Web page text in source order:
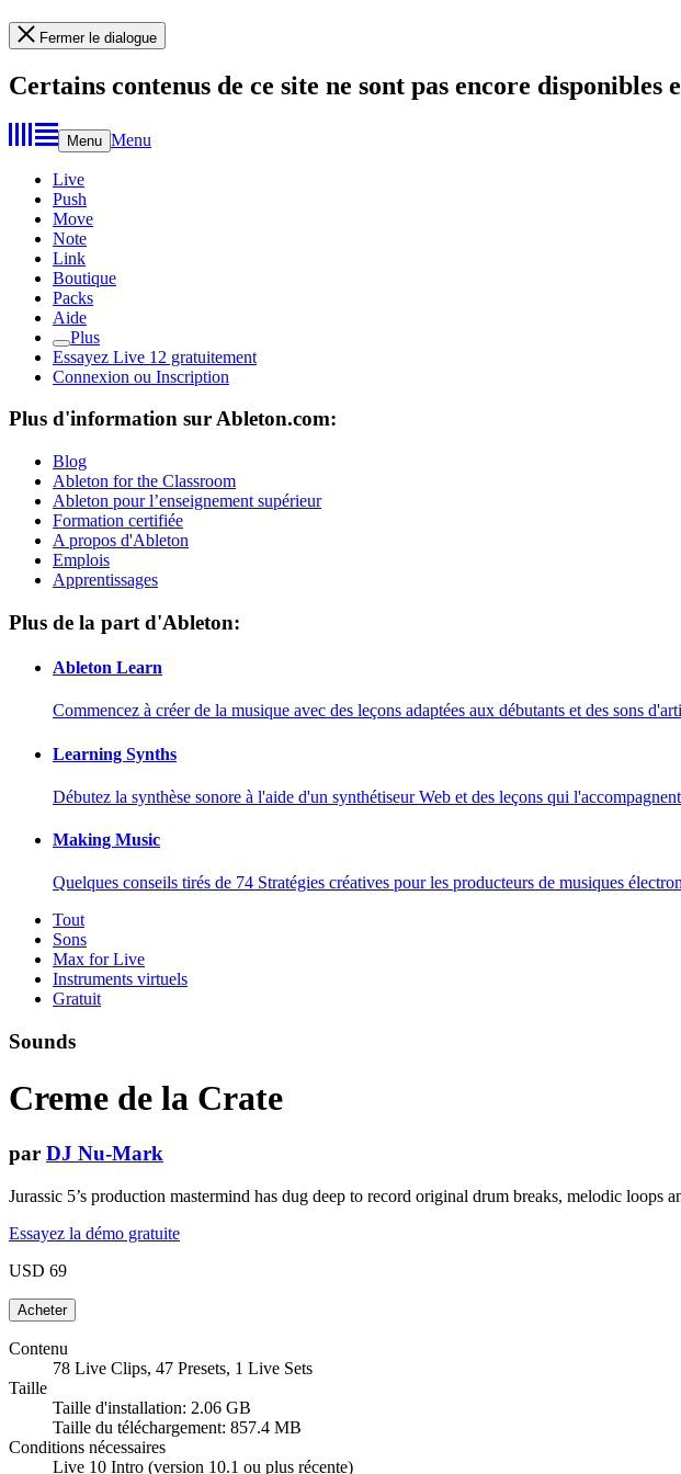
Fermer le dialogue
Certains contenus de ce site ne sont pas encore disponibles
Menu Menu
Live
Push
Move
Note
Link
Boutique
Packs
Aide
Plus
Essayez Live 12 gratuitement
Connexion ou Inscription
Plus d'information sur Ableton.com:
Blog
Ableton for the Classroom
Ableton pour l’enseignement supérieur
Formation certifiée
A propos d'Ableton
Emplois
Apprentissages
Plus de la part d'Ableton:
Ableton Learn
Commencez à créer de la musique avec des leçons adaptées aux débutants et des sons
Learning Synths
Débutez la synthèse sonore à l'aide d'un synthétiseur Web et des leçons qui
Making Music
Quelques conseils tirés de 74 Stratégies créatives pour les producteurs de musiques
Tout
Sons
Max for Live
Instruments virtuels
Gratuit
Sounds
Creme de la Crate
par DJ Nu-Mark
Jurassic 5’s production mastermind has dug deep to record original drum breaks, melodic
Essayez la démo gratuite
USD 69
Contenu
78 Live Clips, 47 Presets, 1 Live Sets
Taille
Taille d'installation: 2.06 GB
Taille du téléchargement: 857.4 MB
Conditions nécessaires
Live 10 Intro (version 10.1 ou plus récente)